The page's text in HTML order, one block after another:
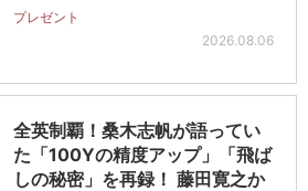
プレゼント
2026.08.06
全英制覇！桑木志帆が語ってい
た「100Yの精度アップ」「飛ば
しの秘密」を再録！ 藤田寛之か